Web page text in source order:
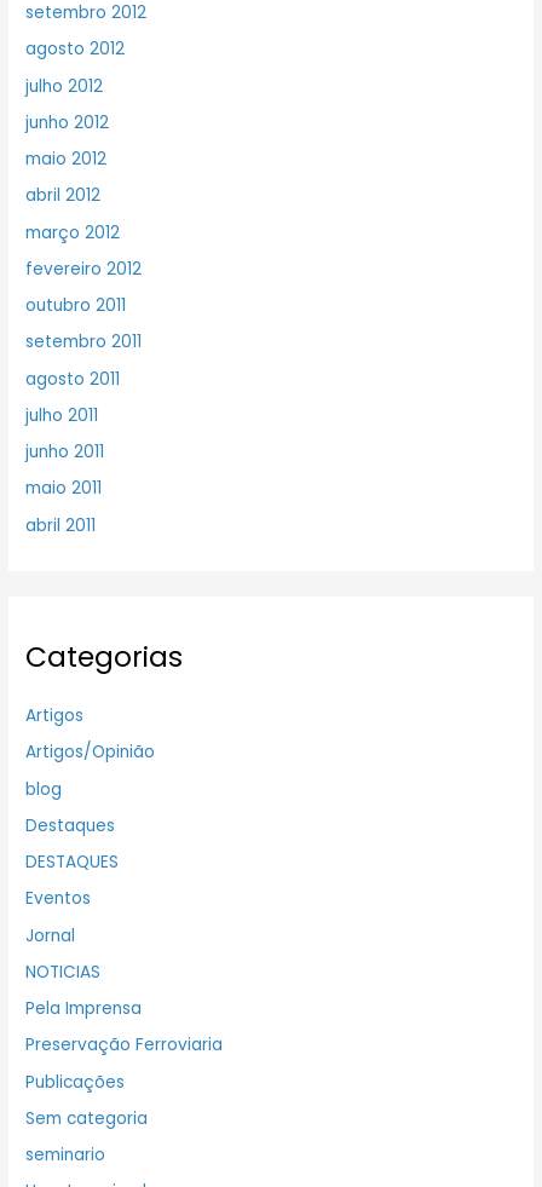
setembro 2012
agosto 2012
julho 2012
junho 2012
maio 2012
abril 2012
março 2012
fevereiro 2012
outubro 2011
setembro 2011
agosto 2011
julho 2011
junho 2011
maio 2011
abril 2011
Categorias
Artigos
Artigos/Opinião
blog
Destaques
DESTAQUES
Eventos
Jornal
NOTICIAS
Pela Imprensa
Preservação Ferroviaria
Publicações
Sem categoria
seminario